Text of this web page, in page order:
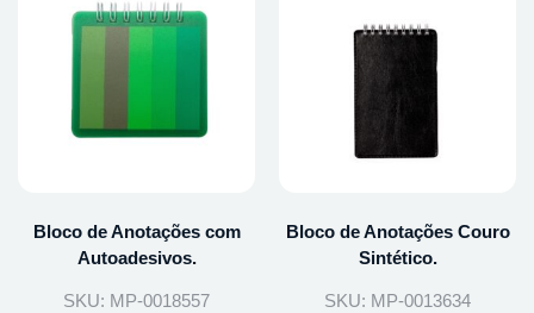
Bloco de Anotações com
Autoadesivos.
SKU: MP-0018557
Bloco de Anotações Couro
Sintético.
SKU: MP-0013634